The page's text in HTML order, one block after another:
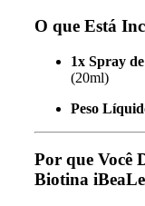
O que Está
1x Spray
(20ml)
Peso
Por que Você
Biotina